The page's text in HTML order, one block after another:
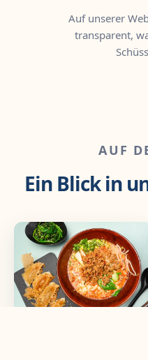
Auf unserer
transparent,
AUF
Ein Blick in